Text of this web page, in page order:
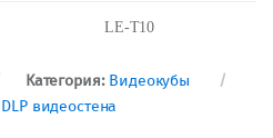
LE-T10
Категория: Видеокубы
DLP видеостена